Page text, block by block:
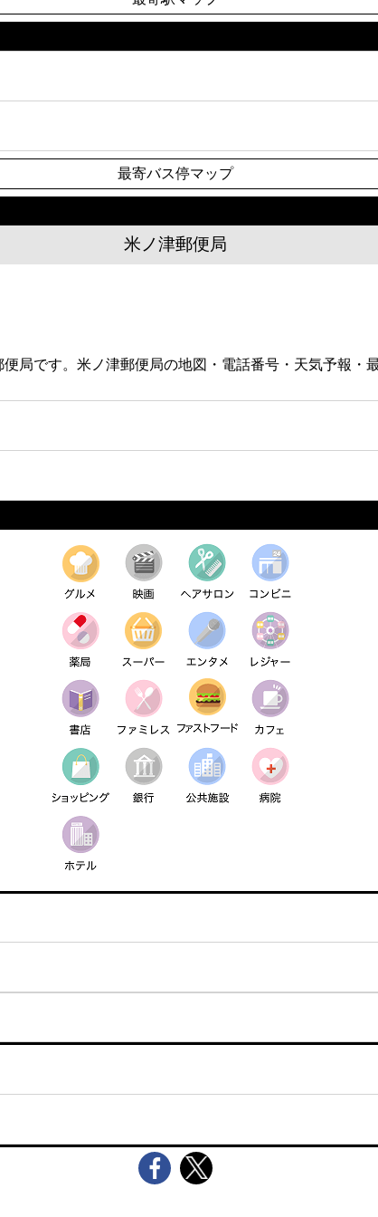
最寄バス停マップ
米ノ津郵便局
局です。米ノ津郵便局の地図・電話番号・天気予報